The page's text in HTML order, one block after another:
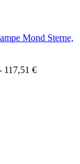
Mond Sterne,
117,51 €